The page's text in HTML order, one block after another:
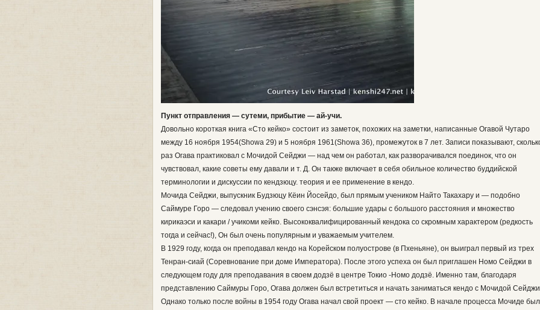
Пункт отправления — сутеми, прибытие — ай-учи.
Довольно короткая книга «Сто кейко» состоит из заметок, похожих на заметки, написанные Огавой Чутаро
между 16 ноября 1954(Showa 29) и 5 ноября 1961(Showa 36), промежуток в 7 лет. Записи показывают,
раз Огава практиковал с Мочидой Сейджи — над чем он работал, как разворачивался поединок, что он
чувствовал, какие советы ему давали и т. Д. Он также включает в себя обильное количество буддийской
терминологии и дискуссии по кендзюцу. теория и ее применение в кендо.
Мочида Сейджи, выпускник Будзюцу Кёин Йосейдо, был прямым учеником Найто Такахару и — подобно
Саймуре Горо — следовал учению своего сэнсэя: большие удары с большого расстояния и множество
кирикаэси и какари / учикоми кейко. Высококвалифицированный кендока со скромным характером (редкость
тогда и сейчас!), Он был очень популярным и уважаемым учителем.
В 1929 году, когда он преподавал кендо на Корейском полуострове (в Пхеньяне), он выиграл первый из трех
Тенран-сиай (Соревнование при доме Императора). После этого успеха он был приглашен Номо Сейджи в
следующем году для преподавания в своем додзё в центре Токио -Номо додзё. Именно там, благодаря
представлению Саймуры Горо, Огава должен был встретиться и начать заниматься кендо с Мочидой
Однако только после войны в 1954 году Огава начал свой проект — сто кейко. В начале процесса Мочиде